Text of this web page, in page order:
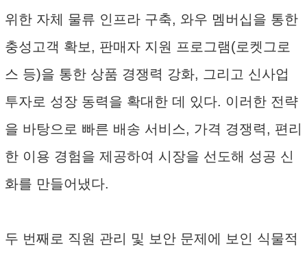
위한 자체 물류 인프라 구축, 와우 멤버십을 통한
충성고객 확보, 판매자 지원 프로그램(로켓그로
스 등)을 통한 상품 경쟁력 강화, 그리고 신사업
투자로 성장 동력을 확대한 데 있다. 이러한 전략
을 바탕으로 빠른 배송 서비스, 가격 경쟁력, 편리
한 이용 경험을 제공하여 시장을 선도해 성공 신
화를 만들어냈다.
두 번째로 직원 관리 및 보안 문제에 보인 식물적